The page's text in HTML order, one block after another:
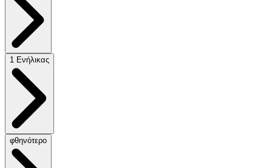
1 Ενήλικας
φθηνότερο